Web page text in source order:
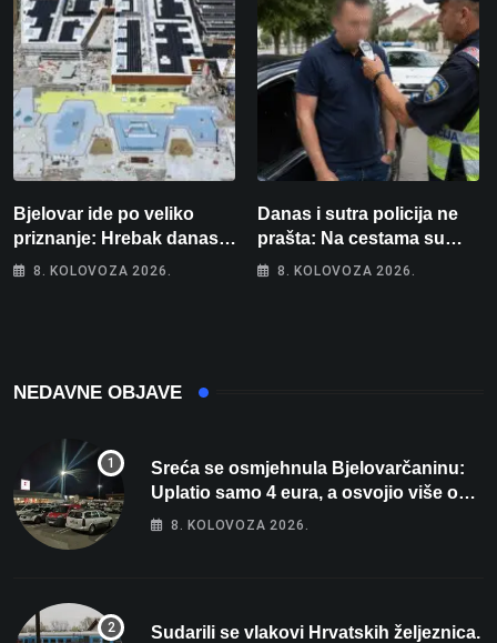
Bjelovar ide po veliko
priznanje: Hrebak danas u
Parizu predstavlja
8. KOLOVOZA 2026.
Danas i sutra policija ne
prašta: Na cestama su
posebno na meti ovi
8. KOLOVOZA 2026.
NEDAVNE OBJAVE
Sreća se osmjehnula Bjelovarčaninu:
Uplatio samo 4 eura, a osvojio više od
80 tisuća eura
8. KOLOVOZA 2026.
Sudarili se vlakovi Hrvatskih željeznica.